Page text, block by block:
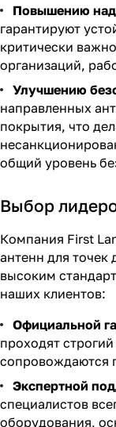
Повышению
гарантируют
критически
организаций,
Улучшению
направленных
покрытия, что
общий уровень
Выбор
Компания First
антенн для
высоким
наших клиентов:
Официальной
проходят
сопровождаются
Экспертной
специалистов
оборудования,